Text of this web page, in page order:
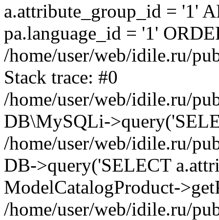
a.attribute_group_id = '1'
pa.language_id = '1'
/home/user/web/idile.ru/
Stack trace: #0
/home/user/web/idile.ru/
DB\MySQLi-
/home/user/web/idile.ru/
DB->query('SELECT
ModelCatalogProduct-
/home/user/web/idile.ru/